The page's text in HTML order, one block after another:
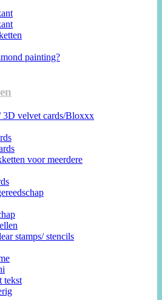
painting?
3D velvet cards/Bloxxx
voor meerdere
stamps/ stencils
tekst